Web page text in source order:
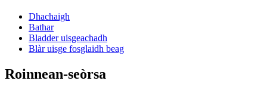
Dhachaigh
Bathar
Bladder uisgeachadh
Blàr uisge fosglaidh beag
Roinnean-seòrsa